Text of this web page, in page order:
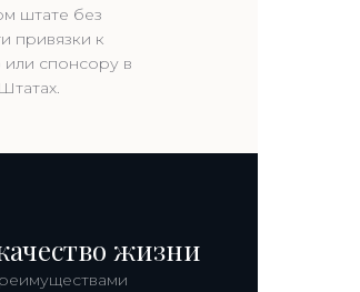
штате без
привязки к
спонсору в
жизни